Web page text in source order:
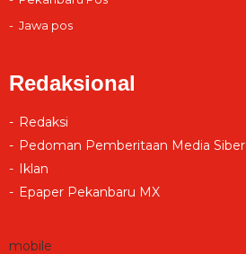
Jawa pos
Redaksional
Redaksi
Pedoman Pemberitaan Media Siber
Iklan
Epaper Pekanbaru MX
mobile